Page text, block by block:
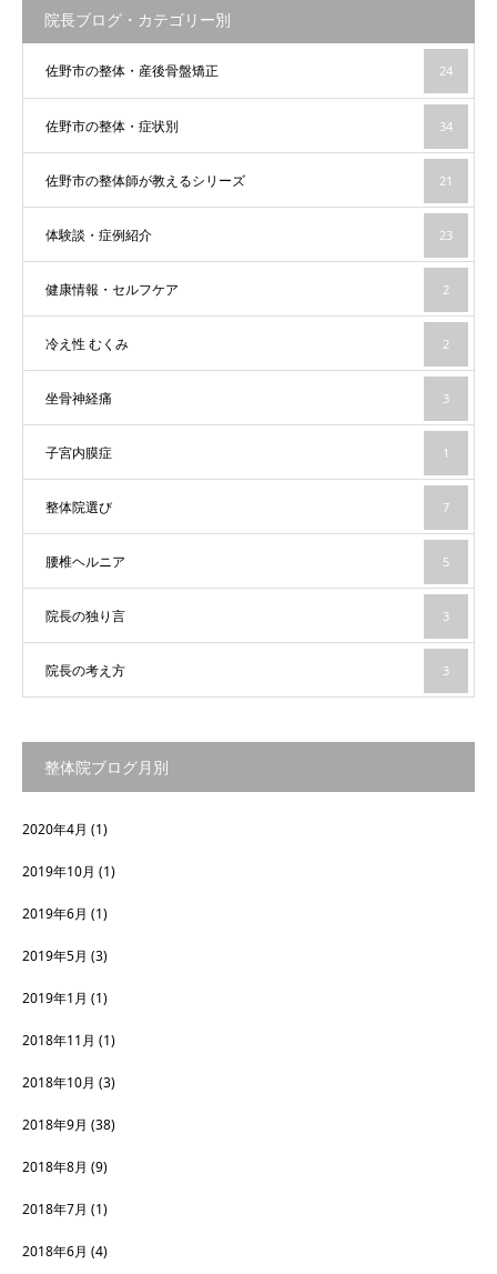
院長ブログ・カテゴリー別
佐野市の整体・産後骨盤矯正 24
佐野市の整体・症状別 34
佐野市の整体師が教えるシリーズ 21
体験談・症例紹介 23
健康情報・セルフケア 2
冷え性 むくみ 2
坐骨神経痛 3
子宮内膜症 1
整体院選び 7
腰椎ヘルニア 5
院長の独り言 3
院長の考え方 3
整体院ブログ月別
2020年4月 (1)
2019年10月 (1)
2019年6月 (1)
2019年5月 (3)
2019年1月 (1)
2018年11月 (1)
2018年10月 (3)
2018年9月 (38)
2018年8月 (9)
2018年7月 (1)
2018年6月 (4)